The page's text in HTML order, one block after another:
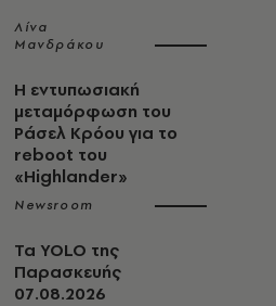
Λίνα
Μανδράκου
Η εντυπωσιακή
μεταμόρφωση του
Ράσελ Κρόου για το
reboot του
«Highlander»
Newsroom
Τα YOLO της
Παρασκευής
07.08.2026